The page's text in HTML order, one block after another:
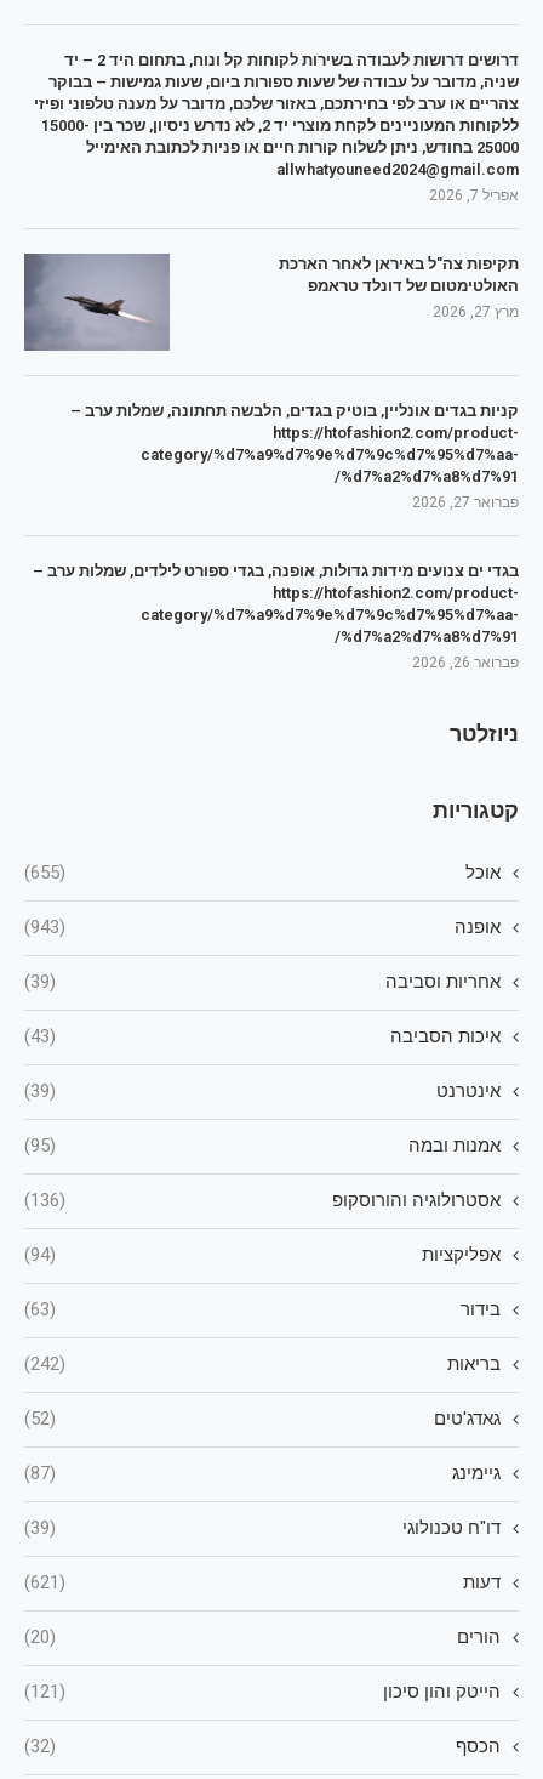
דרושים דרושות לעבודה בשירות לקוחות קל ונוח, בתחום היד 2 – יד
שניה, מדובר על עבודה של שעות ספורות ביום, שעות גמישות – בבוקר
צהריים או ערב לפי בחירתכם, באזור שלכם, מדובר על מענה טלפוני ופיזי
ללקוחות המעוניינים לקחת מוצרי יד 2, לא נדרש ניסיון, שכר בין 15000-
25000 בחודש, ניתן לשלוח קורות חיים או פניות לכתובת האימייל
allwhatyouneed2024@gmail.com
אפריל 7, 2026
תקיפות צה"ל באיראן לאחר הארכת
האולטימטום של דונלד טראמפ
מרץ 27, 2026
קניות בגדים אונליין, בוטיק בגדים, הלבשה תחתונה, שמלות ערב –
https://htofashion2.com/product-
category/%d7%a9%d7%9e%d7%9c%d7%95%d7%aa-
%d7%a2%d7%a8%d7%91/
פברואר 27, 2026
בגדי ים צנועים מידות גדולות, אופנה, בגדי ספורט לילדים, שמלות ערב –
https://htofashion2.com/product-
category/%d7%a9%d7%9e%d7%9c%d7%95%d7%aa-
%d7%a2%d7%a8%d7%91/
פברואר 26, 2026
ניוזלטר
קטגוריות
אוכל (655)
אופנה (943)
אחריות וסביבה (39)
איכות הסביבה (43)
אינטרנט (39)
אמנות ובמה (95)
אסטרולוגיה והורוסקופ (136)
אפליקציות (94)
בידור (63)
בריאות (242)
גאדג'טים (52)
גיימינג (87)
דו"ח טכנולוגי (39)
דעות (621)
הורים (20)
הייטק והון סיכון (121)
הכסף (32)